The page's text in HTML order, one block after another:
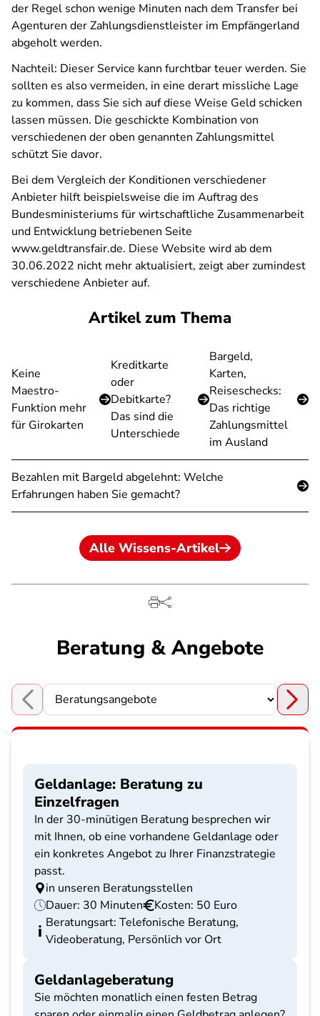
der Regel schon wenige Minuten nach dem Transfer bei
Agenturen der Zahlungsdienstleister im Empfängerland
abgeholt werden.
Nachteil: Dieser Service kann furchtbar teuer werden. Sie
sollten es also vermeiden, in eine derart missliche Lage
zu kommen, dass Sie sich auf diese Weise Geld schicken
lassen müssen. Die geschickte Kombination von
verschiedenen der oben genannten Zahlungsmittel
schützt Sie davor.
Bei dem Vergleich der Konditionen verschiedener
Anbieter hilft beispielsweise die im Auftrag des
Bundesministeriums für wirtschaftliche Zusammenarbeit
und Entwicklung betriebenen Seite
www.geldtransfair.de. Diese Website wird ab dem
30.06.2022 nicht mehr aktualisiert, zeigt aber zumindest
verschiedene Anbieter auf.
Artikel zum Thema
Keine
Maestro-
Funktion mehr
für Girokarten
Kreditkarte
oder
Debitkarte?
Das sind die
Unterschiede
Bargeld,
Karten,
Reiseschecks:
Das richtige
Zahlungsmittel
im Ausland
Bezahlen mit Bargeld abgelehnt: Welche
Erfahrungen haben Sie gemacht?
Alle Wissens-Artikel
Beratung & Angebote
Choose a section
Geldanlage: Beratung zu
Einzelfragen
In der 30-minütigen Beratung besprechen wir
mit Ihnen, ob eine vorhandene Geldanlage oder
ein konkretes Angebot zu Ihrer Finanzstrategie
passt.
in unseren Beratungsstellen
Dauer: 30 Minuten
Kosten: 50 Euro
Beratungsart: Telefonische Beratung,
Videoberatung, Persönlich vor Ort
Geldanlageberatung
Sie möchten monatlich einen festen Betrag